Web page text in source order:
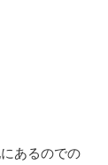
あるのでの